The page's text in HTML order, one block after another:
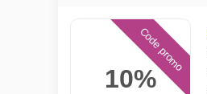
10%
Code promo